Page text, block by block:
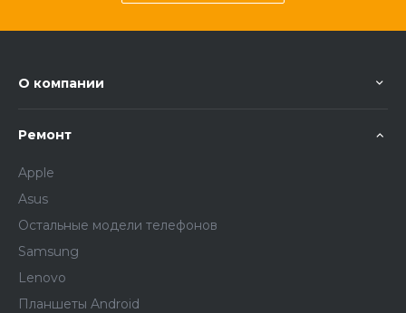
О компании
Ремонт
Apple
Asus
Остальные модели телефонов
Samsung
Lenovo
Планшеты Android